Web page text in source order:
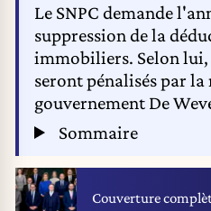
Le SNPC demande
suppression de la
immobiliers. Selon
seront pénalisés par
gouvernement De
Sommaire
Couverture